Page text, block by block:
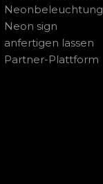
Neonbeleuchtung
Neon sign
anfertigen lassen
Partner-Plattform